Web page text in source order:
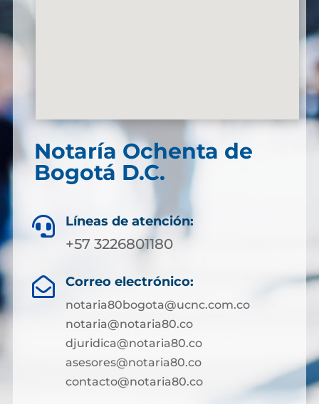
Notaría Ochenta de
Bogotá D.C.
 Líneas de atención:
+57 3226801180
 Correo electrónico:
notaria80bogota@ucnc.com.co
notaria@notaria80.co
djuridica@notaria80.co
asesores@notaria80.co
contacto@notaria80.co ​